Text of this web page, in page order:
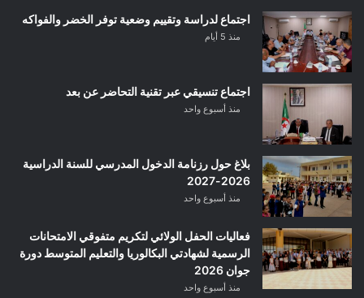
اجتماع لدراسة وتقييم وضعية توفر الخضر والفواكه
منذ 5 أيام
اجتماع تنسيقي عبر تقنية التحاضر عن بعد
منذ أسبوع واحد
بلاغ حول رزنامة الدخول المدرسي للسنة الدراسية
2026-2027
منذ أسبوع واحد
فعاليات الحفل الولائي لتكريم متفوقي الامتحانات
الرسمية لشهادتي البكالوريا والتعليم المتوسط دورة
جوان 2026
منذ أسبوع واحد